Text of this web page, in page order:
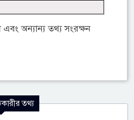
অন্যান্য তথ্য সংরক্ষন
তথ্য